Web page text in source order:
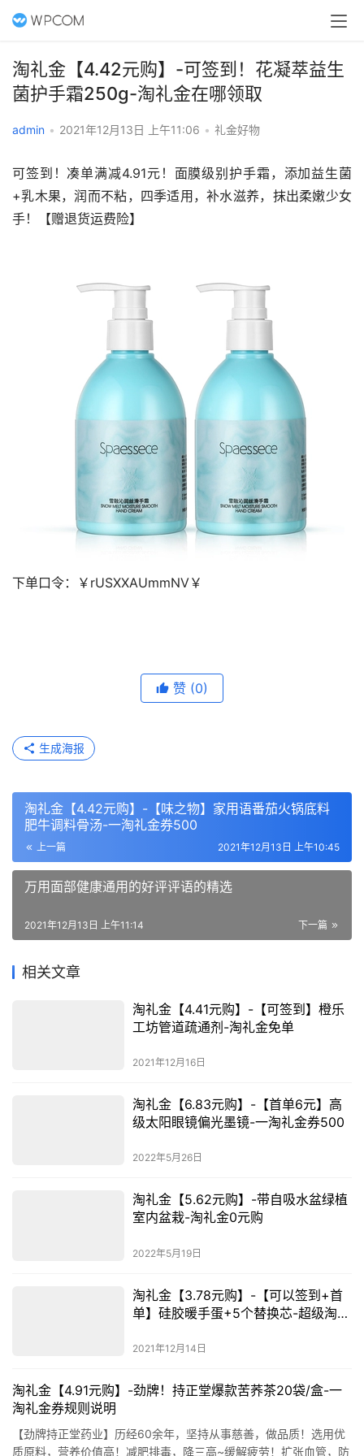
淘礼金【4.42元购】-可签到！花凝萃益生
菌护手霜250g-淘礼金在哪领取
admin • 2021年12月13日 上午11:06 • 礼金好物
可签到！凑单满减4.91元！面膜级别护手霜，添加益生菌
+乳木果，润而不粘，四季适用，补水滋养，抹出柔嫩少女
手！【赠退货运费险】
下单口令： ￥rUSXXAUmmNV￥
赞 (0)
生成海报
淘礼金【4.42元购】-【味之物】家用语番茄火锅底料
肥牛调料骨汤-一淘礼金券500
上一篇 2021年12月13日 上午10:45
万用面部健康通用的好评评语的精选
下一篇
2021年12月13日 上午11:14
相关文章
淘礼金【4.41元购】-【可签到】橙乐
工坊管道疏通剂-淘礼金免单
2021年12月16日
淘礼金【6.83元购】-【首单6元】高
级太阳眼镜偏光墨镜-一淘礼金券500
2022年5月26日
淘礼金【5.62元购】-带自吸水盆绿植
室内盆栽-淘礼金0元购
2022年5月19日
淘礼金【3.78元购】-【可以签到+首
单】硅胶暖手蛋+5个替换芯-超级淘礼
2021年12月14日
淘礼金【4.91元购】-劲牌！持正堂爆款苦荞茶20袋/盒-一
淘礼金券规则说明
【劲牌持正堂药业】历经60余年，坚持从事慈善，做品质！选用优
质原料，营养价值高！减肥排毒，降三高~缓解疲劳！扩张血管，防